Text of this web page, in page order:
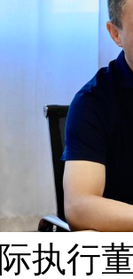
执行